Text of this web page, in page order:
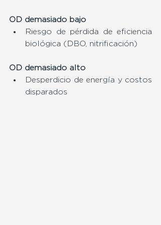
OD demasiado bajo
Riesgo de pérdida de eficiencia
biológica (DBO, nitrificación)
OD demasiado alto
Desperdicio de energía y costos
disparados